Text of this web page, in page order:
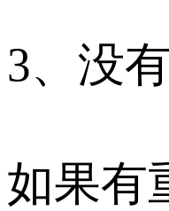
3、没
如果有